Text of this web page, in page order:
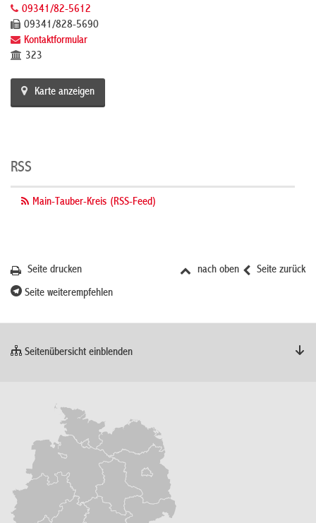
09341/82-5612
09341/828-5690
Kontaktformular
323
Karte anzeigen
RSS
Main-Tauber-Kreis (RSS-Feed)
Seite zurück
nach oben
Seite drucken
Seite weiterempfehlen
Seitenübersicht einblenden